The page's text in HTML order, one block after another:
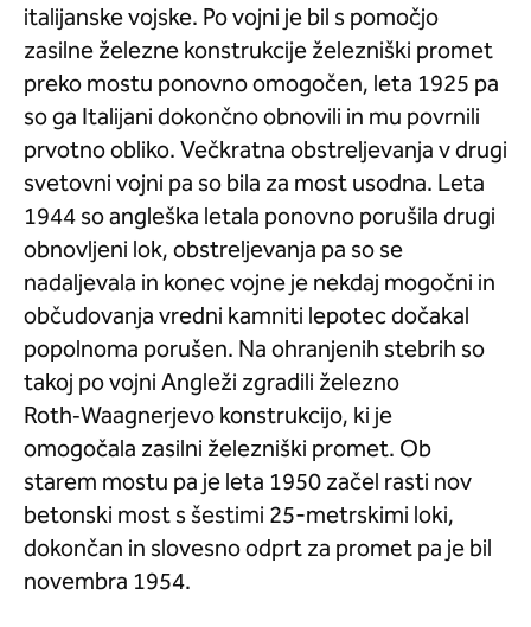
italijanske vojske. Po vojni je bil s pomočjo
zasilne železne konstrukcije železniški promet
preko mostu ponovno omogočen, leta 1925 pa
so ga Italijani dokončno obnovili in mu povrnili
prvotno obliko. Večkratna obstreljevanja v drugi
svetovni vojni pa so bila za most usodna. Leta
1944 so angleška letala ponovno porušila drugi
obnovljeni lok, obstreljevanja pa so se
nadaljevala in konec vojne je nekdaj mogočni in
občudovanja vredni kamniti lepotec dočakal
popolnoma porušen. Na ohranjenih stebrih so
takoj po vojni Angleži zgradili železno
Roth‑Waagnerjevo konstrukcijo, ki je
omogočala zasilni železniški promet. Ob
starem mostu pa je leta 1950 začel rasti nov
betonski most s šestimi 25-metrskimi loki,
dokončan in slovesno odprt za promet pa je bil
novembra 1954.